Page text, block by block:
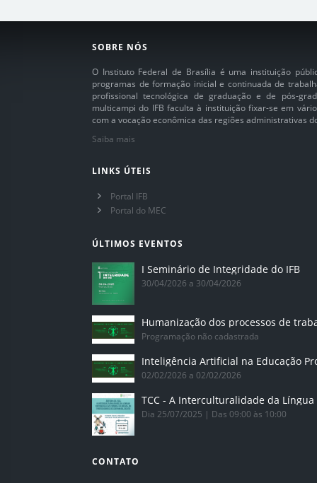
SOBRE NÓS
O Instituto Federal de Brasília é uma instituição
programas de formação inicial e continuada de
profissional tecnológica de graduação e de pós-
multicampi do IFB faculta à instituição fixar-se em
com a vocação econômica das regiões administrativas
Saiba mais
LINKS ÚTEIS
Portal IFB
Portal do MEC
ÚLTIMOS EVENTOS
I Seminário de Integridade do IFB
30/04/2026 a 30/04/2026
Humanização dos processos de
Programação não cadastrada
02/02/2026 a 02/02/2026
Dia 25/07/2025 | Das 09:00 às 10:00
CONTATO